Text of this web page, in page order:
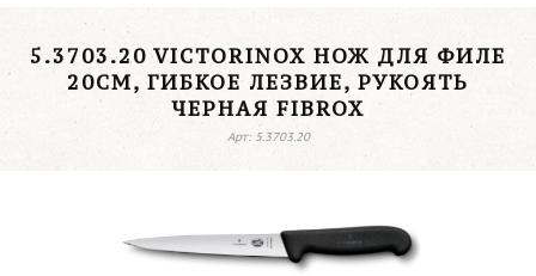
5.3703.20 VICTORINOX НОЖ ДЛЯ ФИЛЕ
20СМ, ГИБКОЕ ЛЕЗВИЕ, РУКОЯТЬ
ЧЕРНАЯ FIBROX
Арт: 5.3703.20